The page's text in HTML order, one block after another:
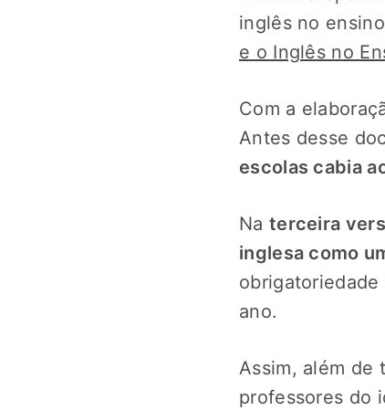
inglês no
e o Inglês no
Com a
Antes desse
escolas cabia
Na terceira
inglesa como
obrigatoriedade
ano.
Assim, além de
professores do